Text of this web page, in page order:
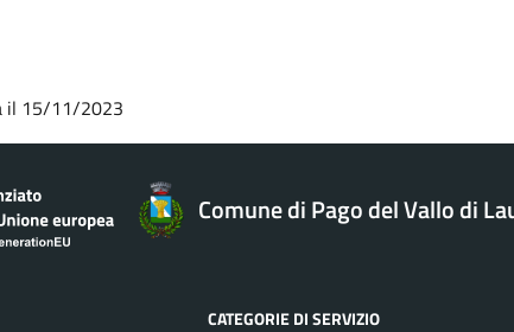
il 15/11/2023
Comune di Pago del Vallo di
CATEGORIE DI SERVIZIO